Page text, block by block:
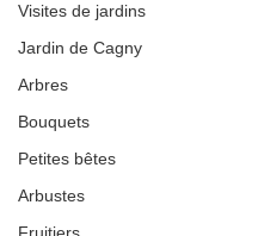
Visites de jardins
Jardin de Cagny
Arbres
Bouquets
Petites bêtes
Arbustes